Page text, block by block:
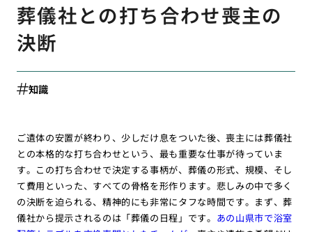
葬儀社との打ち合わせ喪主の
決断
知識
ご遺体の安置が終わり、少しだけ息をついた後、喪主には葬儀社
との本格的な打ち合わせという、最も重要な仕事が待っていま
す。この打ち合わせで決定する事柄が、葬儀の形式、規模、そし
て費用といった、すべての骨格を形作ります。悲しみの中で多く
の決断を迫られる、精神的にも非常にタフな時間です。まず、葬
儀社から提示されるのは「葬儀の日程」です。 あの山県市で浴室